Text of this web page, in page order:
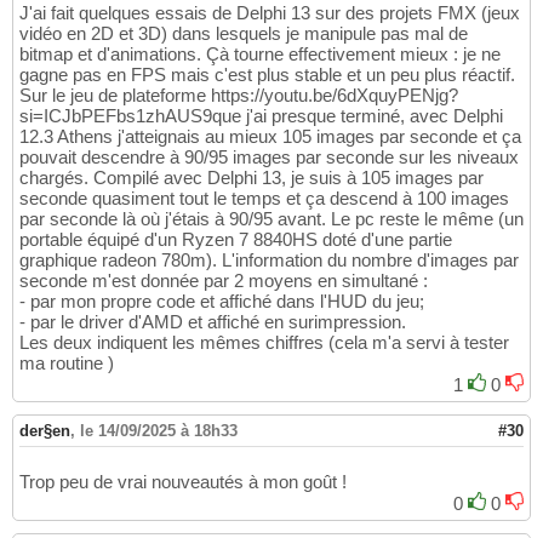
J'ai fait quelques essais de Delphi 13 sur des projets FMX (jeux
vidéo en 2D et 3D) dans lesquels je manipule pas mal de
bitmap et d'animations. Çà tourne effectivement mieux : je ne
gagne pas en FPS mais c'est plus stable et un peu plus réactif.
Sur le jeu de plateforme https://youtu.be/6dXquyPENjg?
si=ICJbPEFbs1zhAUS9que j'ai presque terminé, avec Delphi
12.3 Athens j'atteignais au mieux 105 images par seconde et ça
pouvait descendre à 90/95 images par seconde sur les niveaux
chargés. Compilé avec Delphi 13, je suis à 105 images par
seconde quasiment tout le temps et ça descend à 100 images
par seconde là où j'étais à 90/95 avant. Le pc reste le même (un
portable équipé d'un Ryzen 7 8840HS doté d'une partie
graphique radeon 780m). L'information du nombre d'images par
seconde m'est donnée par 2 moyens en simultané :
- par mon propre code et affiché dans l'HUD du jeu;
- par le driver d'AMD et affiché en surimpression.
Les deux indiquent les mêmes chiffres (cela m'a servi à tester
ma routine )
1
0
der§en, le 14/09/2025 à 18h33 #30
Trop peu de vrai nouveautés à mon goût !
0
0